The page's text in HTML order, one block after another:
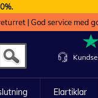
|God service med
Elartiklar